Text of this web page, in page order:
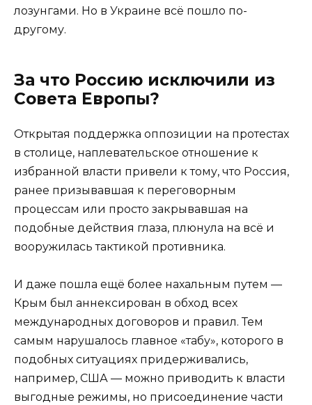
лозунгами. Но в Украине всё пошло по-
другому.
За что Россию исключили из
Совета Европы?
Открытая поддержка оппозиции на протестах
в столице, наплевательское отношение к
избранной власти привели к тому, что Россия,
ранее призывавшая к переговорным
процессам или просто закрывавшая на
подобные действия глаза, плюнула на всё и
вооружилась тактикой противника.
И даже пошла ещё более нахальным путем —
Крым был аннексирован в обход всех
международных договоров и правил. Тем
самым нарушалось главное «табу», которого в
подобных ситуациях придерживались,
например, США — можно приводить к власти
выгодные режимы, но присоединение части